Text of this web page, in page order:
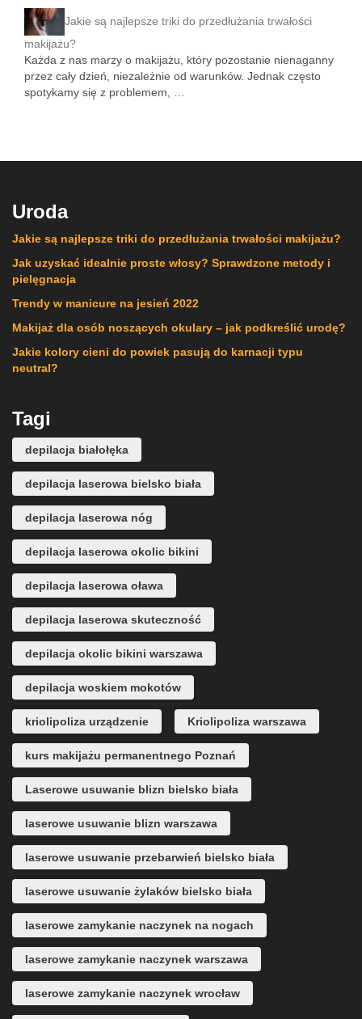
Jakie są najlepsze triki do przedłużania trwałości
makijażu?
Każda z nas marzy o makijażu, który pozostanie nienaganny
przez cały dzień, niezależnie od warunków. Jednak często
spotykamy się z problemem, …
Uroda
Jakie są najlepsze triki do przedłużania trwałości makijażu?
Jak uzyskać idealnie proste włosy? Sprawdzone metody i
pielęgnacja
Trendy w manicure na jesień 2022
Makijaż dla osób noszących okulary – jak podkreślić urodę?
Jakie kolory cieni do powiek pasują do karnacji typu
neutral?
Tagi
depilacja białołęka
depilacja laserowa bielsko biała
depilacja laserowa nóg
depilacja laserowa okolic bikini
depilacja laserowa oława
depilacja laserowa skuteczność
depilacja okolic bikini warszawa
depilacja woskiem mokotów
kriolipoliza urządzenie Kriolipoliza warszawa
kurs makijażu permanentnego Poznań
Laserowe usuwanie blizn bielsko biała
laserowe usuwanie blizn warszawa
laserowe usuwanie przebarwień bielsko biała
laserowe usuwanie żylaków bielsko biała
laserowe zamykanie naczynek na nogach
laserowe zamykanie naczynek warszawa
laserowe zamykanie naczynek wrocław